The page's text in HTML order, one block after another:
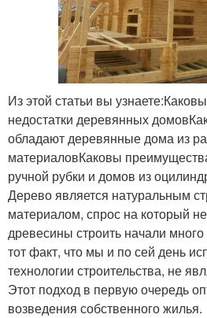
Из этой статьи вы
недостатки деревянных
обладают деревянные дома из
материаловКаковы
ручной рубки и домов из
Дерево является натуральным
материалом, спрос на который
древесины строить начали
тот факт, что мы и по сей день
технологии строительства, не
Этот подход в первую очередь
возведения собственного жилья.